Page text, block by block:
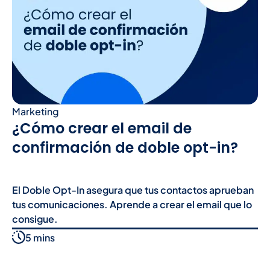
Marketing
¿Cómo crear el email de
confirmación de doble opt-in?
El Doble Opt-In asegura que tus contactos aprueban
tus comunicaciones. Aprende a crear el email que lo
consigue.
5 mins